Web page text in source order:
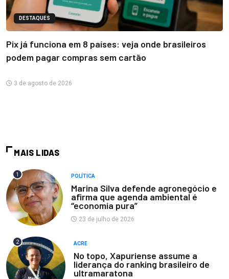
DESTAQUES
Pix já funciona em 8 países: veja onde brasileiros
podem pagar compras sem cartão
3 de agosto de 2026
MAIS LIDAS
1 POLÍTICA
Marina Silva defende agronegócio e
afirma que agenda ambiental é
“economia pura”
23 de julho de 2026
2 ACRE
No topo, Xapuriense assume a
liderança do ranking brasileiro de
ultramaratona